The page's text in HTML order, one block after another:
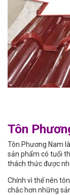
Tôn
Tôn Phương Nam
sản phẩm có tuổi
thách thức được
Chính vì thế nên
chắc hơn những